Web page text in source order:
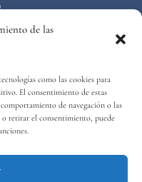
de las
como las cookies para
El consentimiento de estas
de navegación o las
retirar el consentimiento, puede